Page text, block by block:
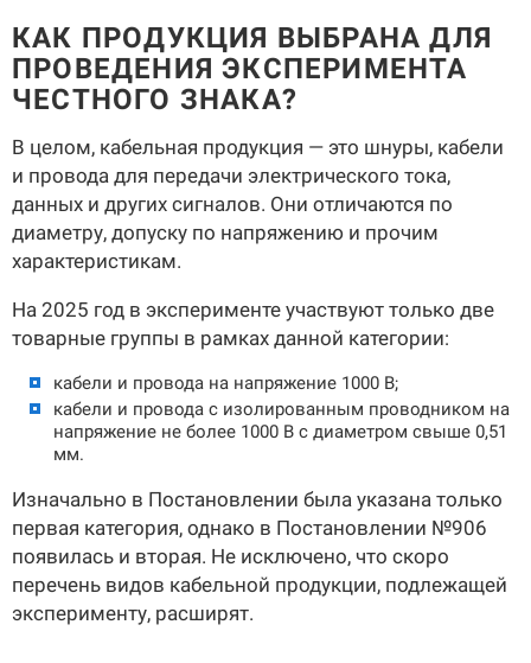
КАК ПРОДУКЦИЯ ВЫБРАНА ДЛЯ
ПРОВЕДЕНИЯ ЭКСПЕРИМЕНТА
ЧЕСТНОГО ЗНАКА?
В целом, кабельная продукция — это шнуры, кабели
и провода для передачи электрического тока,
данных и других сигналов. Они отличаются по
диаметру, допуску по напряжению и прочим
характеристикам.
На 2025 год в эксперименте участвуют только две
товарные группы в рамках данной категории:
кабели и провода на напряжение 1000 В;
кабели и провода с изолированным проводником на
напряжение не более 1000 В с диаметром свыше 0,51
мм.
Изначально в Постановлении была указана только
первая категория, однако в Постановлении №906
появилась и вторая. Не исключено, что скоро
перечень видов кабельной продукции, подлежащей
эксперименту, расширят.